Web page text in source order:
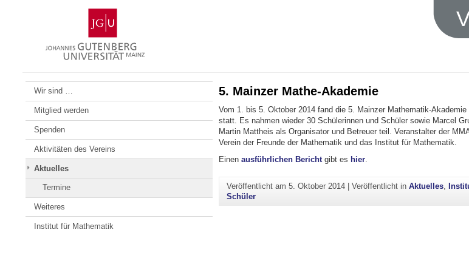
Gutenberg-
Universität
Mainz
Wir sind …
Mitglied werden
Spenden
Aktivitäten des Vereins
Aktuelles
Termine
Weiteres
Institut für Mathematik
5. Mainzer Mathe-Akademie
Vom 1. bis 5. Oktober 2014 fand die 5. Mainzer Mathematik-Akademie
statt. Es nahmen wieder 30 Schülerinnen und Schüler sowie Marcel
Martin Mattheis als Organisator und Betreuer teil. Veranstalter der
Verein der Freunde der Mathematik und das Institut für Mathematik.
Einen ausführlichen Berichtgibt es hier.
Veröffentlicht am5. Oktober 2014 |Veröffentlicht inAktuelles,
Schüler